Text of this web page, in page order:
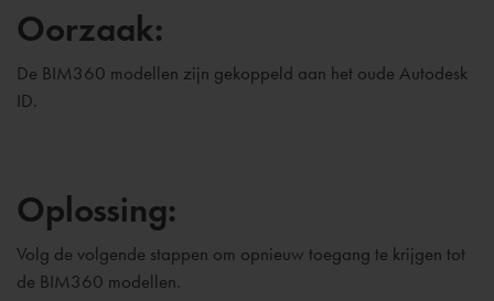
Oorzaak:
De BIM360 modellen zijn gekoppeld aan het oude Autodesk
ID.
Oplossing:
Volg de volgende stappen om opnieuw toegang te krijgen tot
de BIM360 modellen.